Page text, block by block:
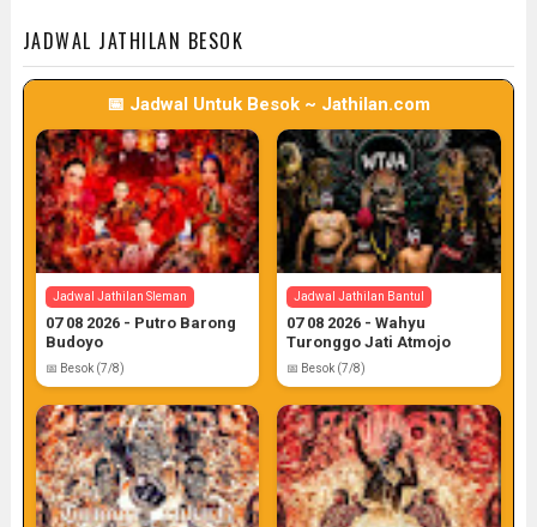
Jadwal Jathilan Gunung Kidul
06 08 2026 - Wahyu Budoyo
📅 Target: 6 (Post: 6/7)
JADWAL JATHILAN BESOK
📅 Jadwal Untuk Besok ~ Jathilan.com
Jadwal Jathilan Sleman
07 08 2026 - Putro Barong
Budoyo
📅 Besok (7/8)
Jadwal Jathilan Bantul
07 08 2026 - Wahyu
Turonggo Jati Atmojo
📅 Besok (7/8)